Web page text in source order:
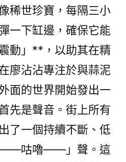
稀世珍寶，每隔三小
一下缸邊，確保它能
動」**，以助其在精
廖沾沾專注於與蒜泥
面的世界開始發出一
先是聲音。街上所有
了一個持續不斷、低
——咕嚕——」聲。這